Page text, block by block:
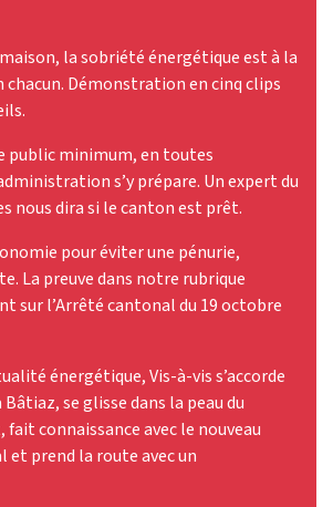
la sobriété énergétique est à la
Démonstration en cinq clips
public minimum, en toutes
s’y prépare. Un expert du
nous dira si le canton est prêt.
pour éviter une pénurie,
La preuve dans notre rubrique
sur l’Arrêté cantonal du 19 octobre
énergétique, Vis-à-vis s’accorde
Bâtiaz, se glisse dans la peau du
fait connaissance avec le nouveau
et prend la route avec un